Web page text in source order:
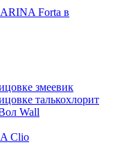
Forta в
змеевик
талькохлорит
Wall
Clio